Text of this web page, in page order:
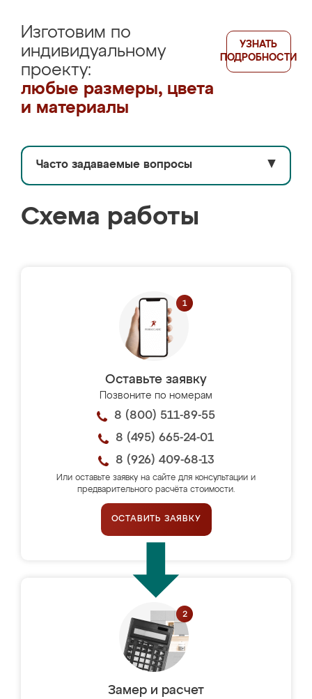
Изготовим по
индивидуальному
проекту:
любые размеры, цвета
и материалы
УЗНАТЬ
ПОДРОБНОСТИ
Часто задаваемые вопросы ▼
Схема работы
Оставьте заявку
Позвоните по номерам
8 (800) 511-89-55
8 (495) 665-24-01
8 (926) 409-68-13
Или оставьте заявку на сайте для консультации и
предварительного расчёта стоимости.
ОСТАВИТЬ ЗАЯВКУ
Замер и расчет